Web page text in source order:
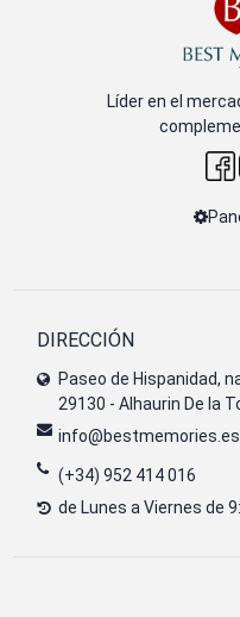
Líder en el
DIRECCIÓN
Paseo de Hispanidad,
29130 - Alhaurin De la
info@bestmemories.es
(+34) 952 414 016
de Lunes a Viernes de